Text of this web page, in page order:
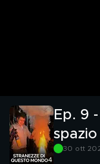
Ep. 9
spazio
30 ott